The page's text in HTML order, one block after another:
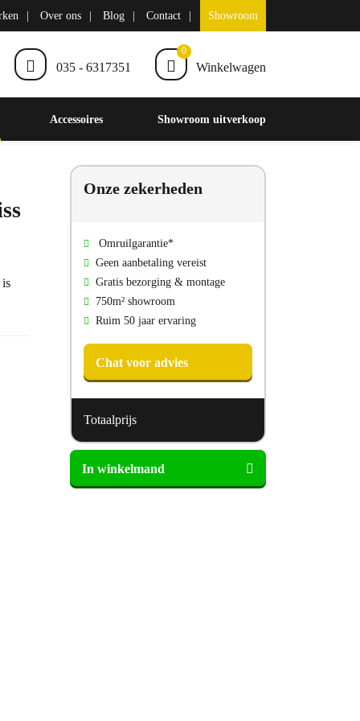
Over ons Blog Contact Showroom
035 - 6317351
0
Winkelwagen
Accessoires Showroom uitverkoop
is
Onze zekerheden
Omruilgarantie*
Geen aanbetaling vereist
Gratis bezorging & montage
750m² showroom
Ruim 50 jaar ervaring
Chat voor advies
Totaalprijs
Vandyck
dekbedovertrek
Floral
In winkelmand